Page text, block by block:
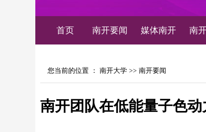
首页 南开要闻 媒体南开 南
您当前的位置 ： 南开大学 >> 南开要闻
南开团队在低能量子色